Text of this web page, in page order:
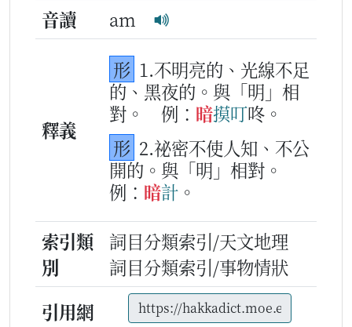
音讀 am
釋義
形 1.不明亮的、光線不足
的、黑夜的。與「明」相
對。
例： 暗摸叮咚。
形 2.祕密不使人知、不公
開的。與「明」相對。
例： 暗計 。
索引類
別
詞目分類索引/天文地理
詞目分類索引/事物情狀
引用網